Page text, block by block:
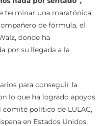
terminar una maratónica
de fórmula, el
donde ha
por su llegada a la
para conseguir la
lo que ha logrado apoyos
político de LULAC,
en Estados Unidos,